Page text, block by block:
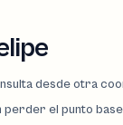
desde otra
el punto base